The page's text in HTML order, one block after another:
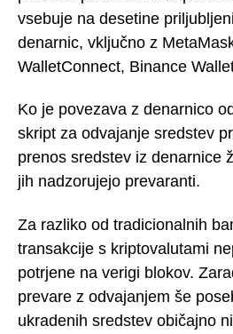
vsebuje na desetine
denarnic, vključno z
WalletConnect, Binance
Ko je povezava z denarnico
skript za odvajanje sredstev
prenos sredstev iz denarnice
jih nadzorujejo prevaranti.
Za razliko od tradicionalnih
transakcije s kriptovalutami
potrjene na verigi blokov.
prevare z odvajanjem še
ukradenih sredstev običajno